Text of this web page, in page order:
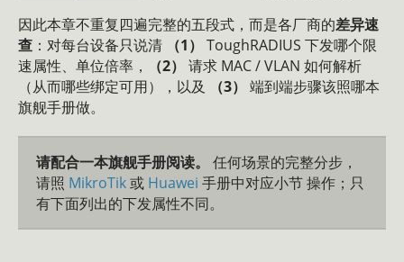
因此本章不重复四遍完整的五段式，而是各厂商的差异速
查 ：对每台设备只说清 （1） ToughRADIUS 下发哪个限
速属性、单位倍率，
（2） 请求 MAC / VLAN 如何解析
（从而哪些绑定可用），以及
（3） 端到端步骤该照哪本
旗舰手册做。
请配合一本旗舰手册阅读。
任何场景的完整分步，
请照 MikroTik或 Huawei 手册中对应小节 操作；只
有下面列出的下发属性不同。